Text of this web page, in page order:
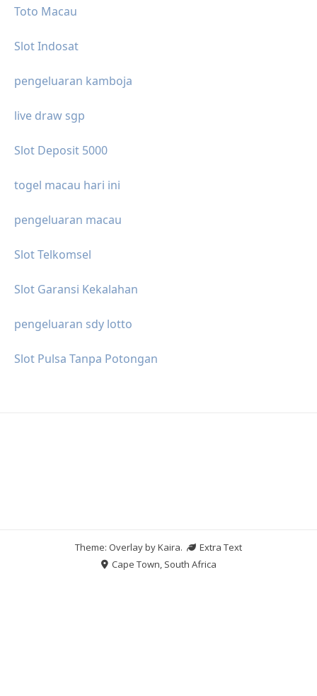
Toto Macau
Slot Indosat
pengeluaran kamboja
live draw sgp
Slot Deposit 5000
togel macau hari ini
pengeluaran macau
Slot Telkomsel
Slot Garansi Kekalahan
pengeluaran sdy lotto
Slot Pulsa Tanpa Potongan
Theme: Overlay byKaira.
Extra Text
Cape Town, South Africa